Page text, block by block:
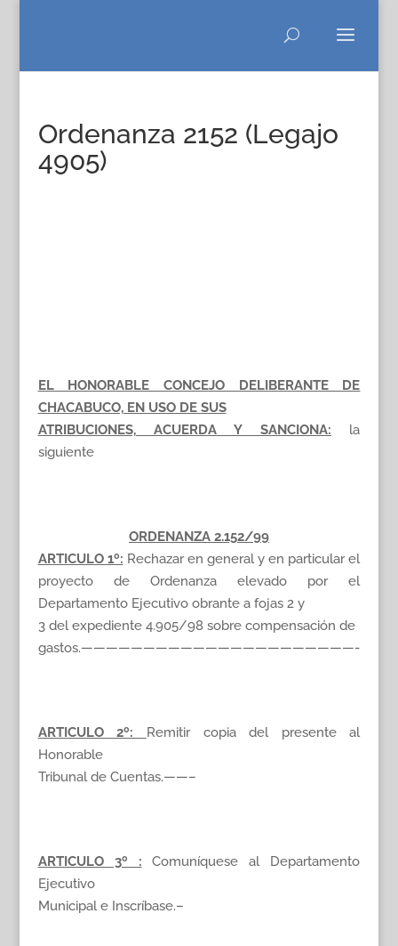
Ordenanza 2152 (Legajo
4905)
EL HONORABLE CONCEJO DELIBERANTE DE
CHACABUCO, EN USO DE SUS
ATRIBUCIONES, ACUERDA Y SANCIONA: la
siguiente
ORDENANZA 2.152/99
ARTICULO 1º: Rechazar en general y en particular el
proyecto de Ordenanza elevado por el
Departamento Ejecutivo obrante a fojas 2 y
3 del expediente 4.905/98 sobre compensación de
gastos.——————————————————————-
ARTICULO 2º: Remitir copia del presente al
Honorable
Tribunal de Cuentas.——–
ARTICULO 3º : Comuníquese al Departamento
Ejecutivo
Municipal e Inscríbase.–